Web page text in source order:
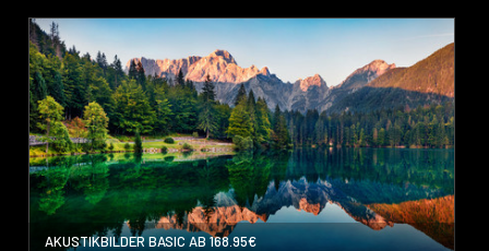
AKUSTIKBILDER BASIC AB 168.95€